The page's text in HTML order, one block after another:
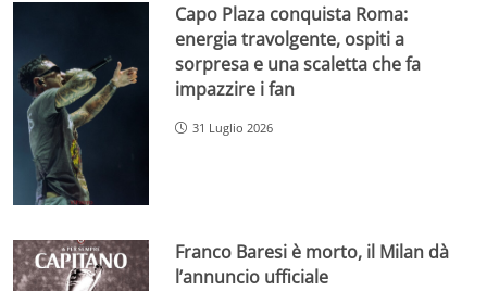
Capo Plaza conquista Roma:
energia travolgente, ospiti a
sorpresa e una scaletta che fa
impazzire i fan
31 Luglio 2026
Franco Baresi è morto, il Milan dà
l’annuncio ufficiale